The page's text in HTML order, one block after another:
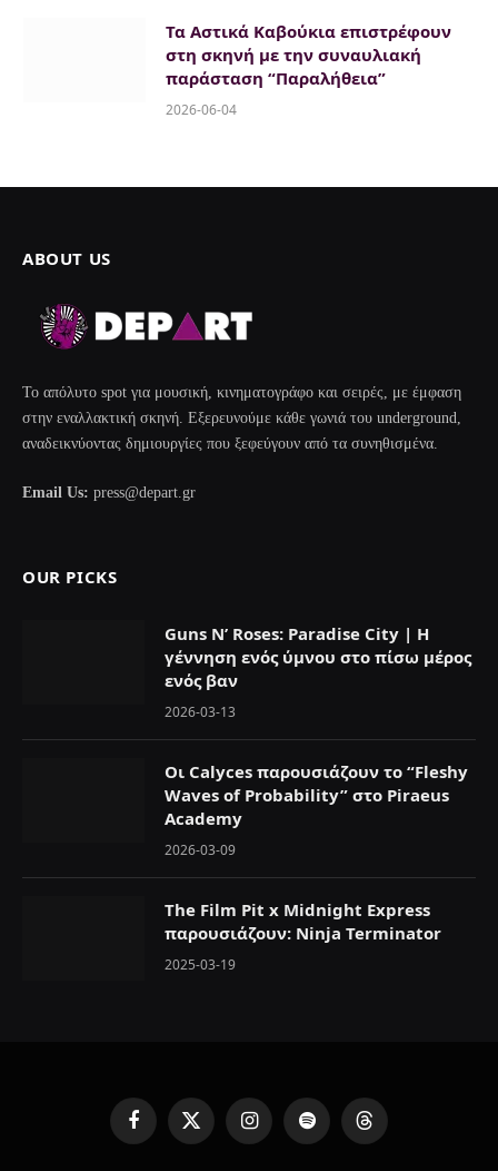
Τα Αστικά Καβούκια επιστρέφουν
στη σκηνή με την συναυλιακή
παράσταση “Παραλήθεια”
2026-06-04
ABOUT US
Το απόλυτο spot για μουσική, κινηματογράφο και σειρές, με έμφαση
στην εναλλακτική σκηνή. Εξερευνούμε κάθε γωνιά του underground,
αναδεικνύοντας δημιουργίες που ξεφεύγουν από τα συνηθισμένα.
Email Us: press@depart.gr
OUR PICKS
Guns N’ Roses: Paradise City | Η
γέννηση ενός ύμνου στο πίσω μέρος
ενός βαν
2026-03-13
Οι Calyces παρουσιάζουν το “Fleshy
Waves of Probability” στο Piraeus
Academy
2026-03-09
The Film Pit x Midnight Express
παρουσιάζουν: Ninja Terminator
2025-03-19
F
X
I
S
T